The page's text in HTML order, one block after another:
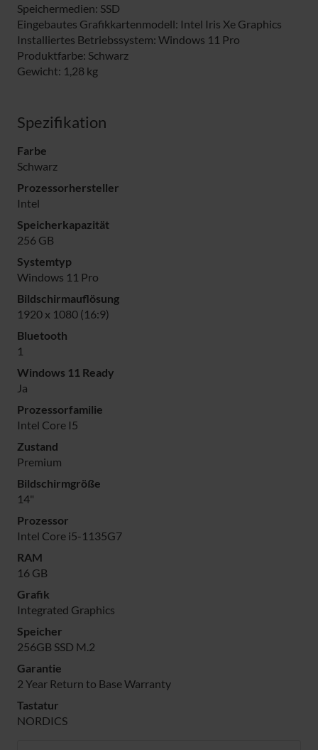
Speichermedien: SSD
Eingebautes Grafikkartenmodell: Intel Iris Xe Graphics
Installiertes Betriebssystem: Windows 11 Pro
Produktfarbe: Schwarz
Gewicht: 1,28 kg
Spezifikation
Farbe
Schwarz
Prozessorhersteller
Intel
Speicherkapazität
256 GB
Systemtyp
Windows 11 Pro
Bildschirmauflösung
1920 x 1080 (16:9)
Bluetooth
1
Windows 11 Ready
Ja
Prozessorfamilie
Intel Core I5
Zustand
Premium
Bildschirmgröße
14"
Prozessor
Intel Core i5-1135G7
RAM
16 GB
Grafik
Integrated Graphics
Speicher
256GB SSD M.2
Garantie
2 Year Return to Base Warranty
Tastatur
NORDICS